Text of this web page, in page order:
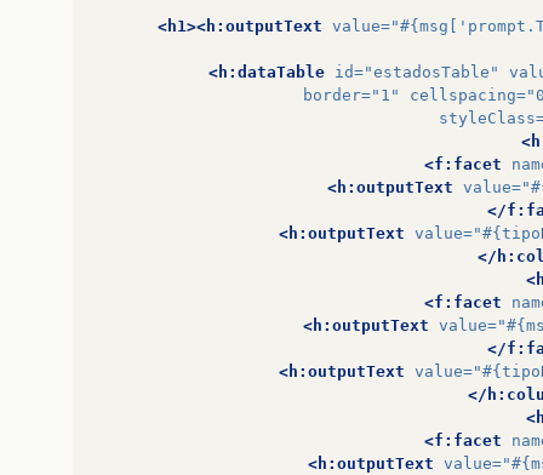
<h1><h:outputText value=
<h:dataTable id="estadosTable"
border="1" cellspacing=
<f:facet
<h:outputText value=
</
<h:outputText value=
</
<f:facet
<h:outputText value=
</
<h:outputText value=
</
<f:facet
<h:outputText value=